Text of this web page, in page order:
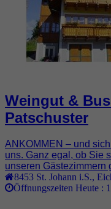
Weingut &
Patschuster
ANKOMMEN – und
uns. Ganz egal, ob Sie
unseren Gästezimmern
8453 St. Johann i.S.
Öffnungszeiten Heute :